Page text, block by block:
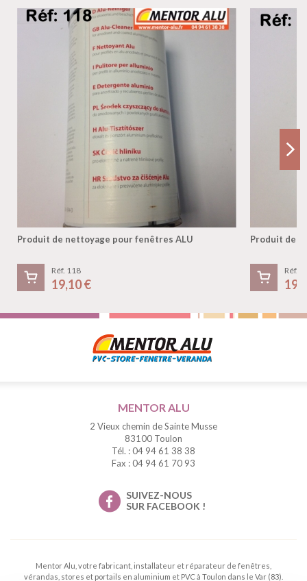
Produit de nettoyage pour fenêtres ALU
Réf. 118
19,10 €
Produit de
Réf.
MENTOR ALU
2 Vieux chemin de Sainte Musse
83100 Toulon
Tél. : 04 94 61 38 38
Fax : 04 94 61 70 93
SUIVEZ-NOUS
SUR FACEBOOK !
Mentor Alu, votre fabricant, installateur et réparateur de fenêtres,
vérandas, stores et portails en aluminium et PVC à Toulon dans le Var (83).